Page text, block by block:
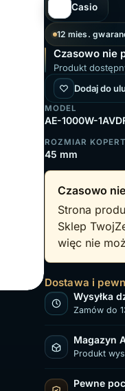
Casio
12 mies.
Czasowo nie
Produkt
Dodaj do
MODEL
AE-1000W-
ROZMIAR
45 mm
Czasowo
Strona
Sklep
więc nie
Dostawa i
Wysyłka
Zamów do
Magazyn
Produkt
Pewne